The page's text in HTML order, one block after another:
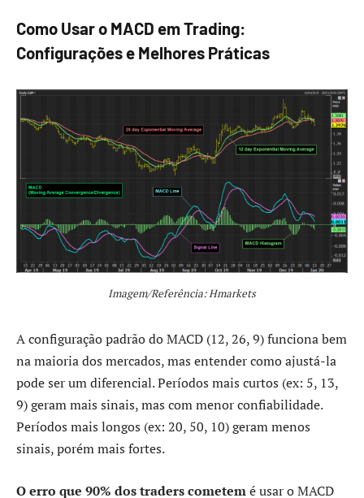
Como Usar o MACD em Trading:
Configurações e Melhores Práticas
Imagem/Referência: Hmarkets
A configuração padrão do MACD (12, 26, 9) funciona bem
na maioria dos mercados, mas entender como ajustá-la
pode ser um diferencial. Períodos mais curtos (ex: 5, 13,
9) geram mais sinais, mas com menor confiabilidade.
Períodos mais longos (ex: 20, 50, 10) geram menos
sinais, porém mais fortes.
O erro que 90% dos traders cometemé usar o MACD